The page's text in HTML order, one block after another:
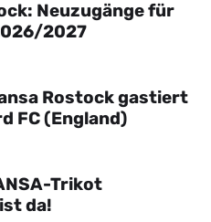
Neuzugänge für
2027
Rostock gastiert
FC (England)
Trikot
da!